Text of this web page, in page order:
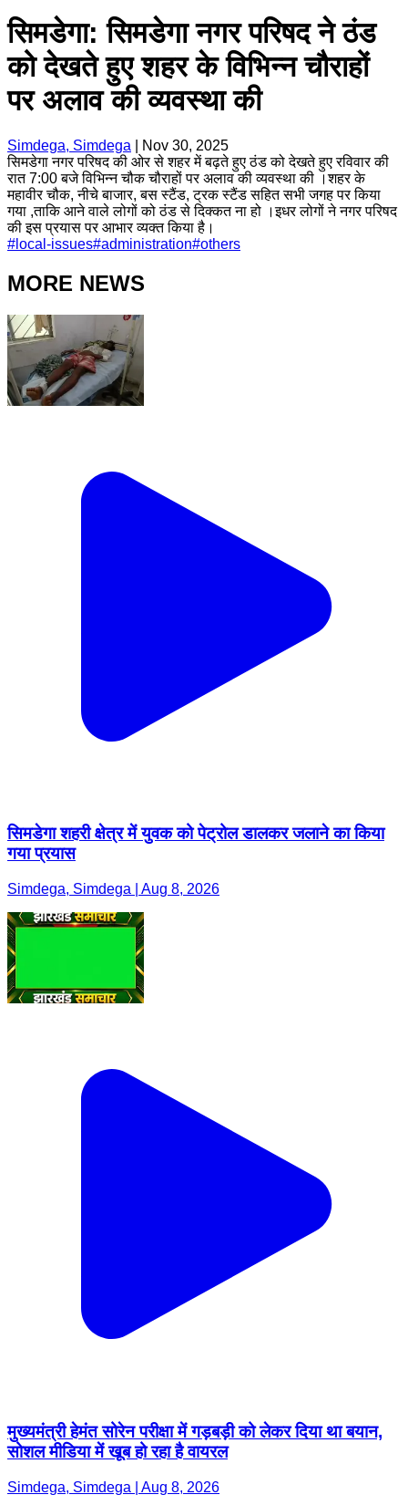
सिमडेगा: सिमडेगा नगर परिषद ने ठंड
को देखते हुए शहर के विभिन्न चौराहों
पर अलाव की व्यवस्था की
Simdega, Simdega
Nov 30, 2025
सिमडेगा नगर परिषद की ओर से शहर में बढ़ते हुए ठंड को देखते हुए रविवार की
रात 7:00 बजे विभिन्न चौक चौराहों पर अलाव की व्यवस्था की ।शहर के
महावीर चौक, नीचे बाजार, बस स्टैंड, ट्रक स्टैंड सहित सभी जगह पर किया
गया ,ताकि आने वाले लोगों को ठंड से दिक्कत ना हो ।इधर लोगों ने नगर परिषद
की इस प्रयास पर आभार व्यक्त किया है।
# local-issues#administration#others
MORE NEWS
सिमडेगा शहरी क्षेत्र में युवक को पेट्रोल डालकर जलाने का किया
गया प्रयास
Simdega, Simdega | Aug 8, 2026
मुख्यमंत्री हेमंत सोरेन परीक्षा में गड़बड़ी को लेकर दिया था बयान,
सोशल मीडिया में खूब हो रहा है वायरल
Simdega, Simdega | Aug 8, 2026